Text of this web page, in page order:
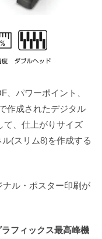
、パワーポイント、
作成されたデジタル
て、仕上がりサイズ
(スリム8)を作成する
ル・ポスター印刷が
フィックス最高峰機